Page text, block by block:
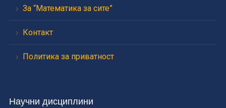
За “Математика за сите”
Контакт
Политика за приватност
Научни дисциплини